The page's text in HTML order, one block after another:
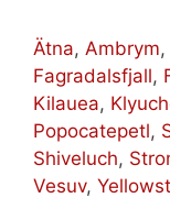
Ätna, Ambrym,
Fagradalsfjall,
Kilauea,
Popocatepetl,
Shiveluch,
Vesuv,